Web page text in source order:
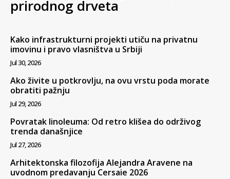
prirodnog drveta
Kako infrastrukturni projekti utiču na privatnu
imovinu i pravo vlasništva u Srbiji
Jul 30, 2026
Ako živite u potkrovlju, na ovu vrstu poda morate
obratiti pažnju
Jul 29, 2026
Povratak linoleuma: Od retro klišea do održivog
trenda današnjice
Jul 27, 2026
Arhitektonska filozofija Alejandra Aravene na
uvodnom predavanju Cersaie 2026